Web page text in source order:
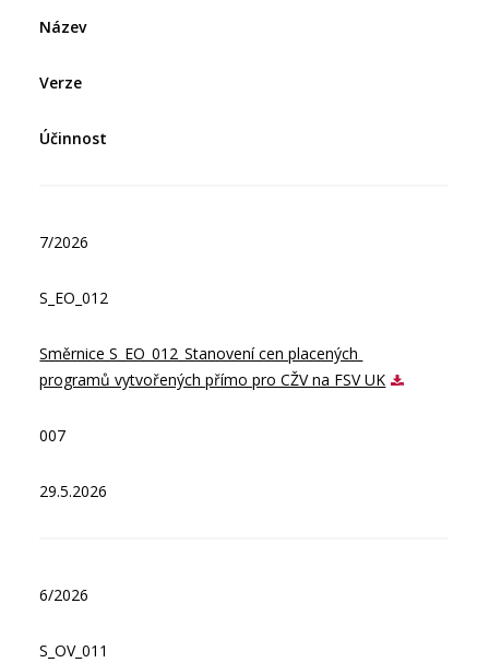
Název
Verze
Účinnost
7/2026
S_EO_012
Směrnice S_EO_012_Stanovení cen placených
programů vytvořených přímo pro CŽV na FSV UK
007
29.5.2026
6/2026
S_OV_011